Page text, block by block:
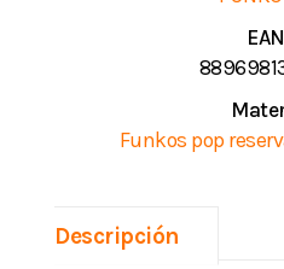
Funkos pop
Descripción